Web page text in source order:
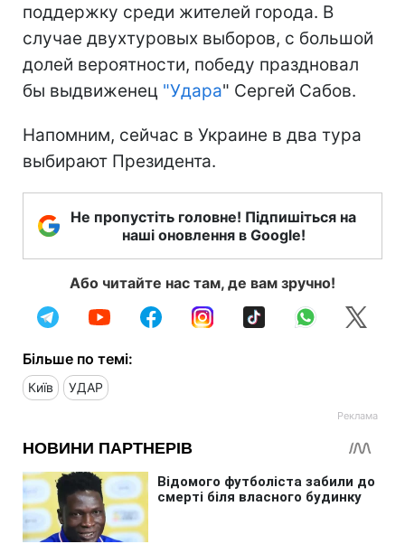
поддержку среди жителей города. В
случае двухтуровых выборов, с большой
долей вероятности, победу праздновал
бы выдвиженец "Удара" Сергей Сабов.
Напомним, сейчас в Украине в два тура
выбирают Президента.
Не пропустіть головне! Підпишіться на
наші оновлення в Google!
Або читайте нас там, де вам зручно!
Більше по темі:
Київ УДАР